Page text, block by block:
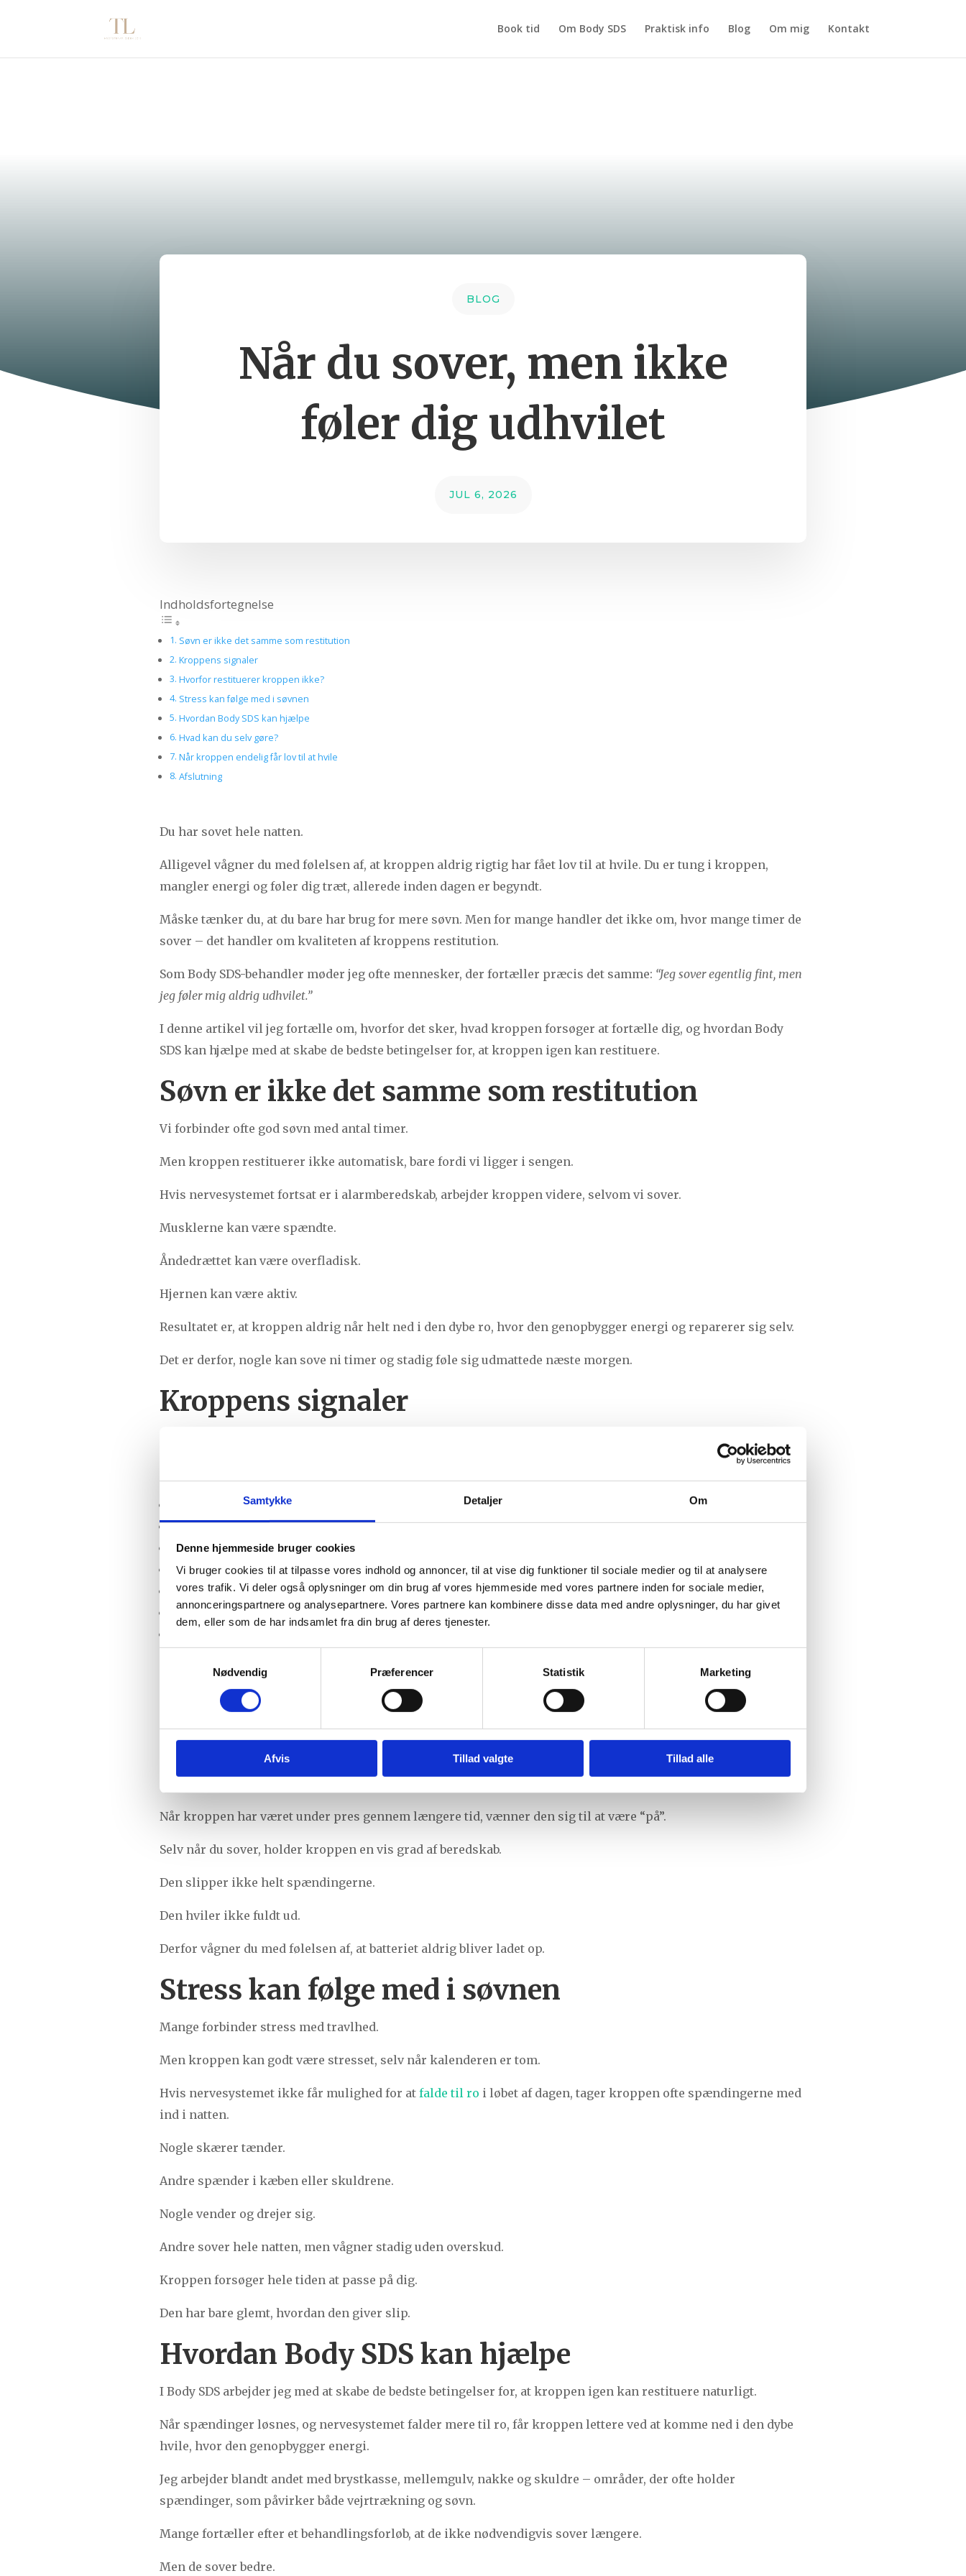
Samtykke Detaljer Om
Denne hjemmeside bruger cookies
Vi bruger cookies til at tilpasse vores indhold og annoncer, til at vise dig funktioner til sociale medier og til at analysere
vores trafik. Vi deler også oplysninger om din brug af vores hjemmeside med vores partnere inden for sociale medier,
annonceringspartnere og analysepartnere. Vores partnere kan kombinere disse data med andre oplysninger, du har givet
dem, eller som de har indsamlet fra din brug af deres tjenester.
Nødvendig
Præferencer Statistik Marketing
Afvis Tillad valgte Tillad alle
Book tid Om Body SDS Praktisk info Blog Om mig Kontakt
BLOG
Når du sover, men ikke
føler dig udhvilet
JUL 6, 2026
Indholdsfortegnelse
Søvn er ikke det samme som restitution
Kroppens signaler
Hvorfor restituerer kroppen ikke?
Stress kan følge med i søvnen
Hvordan Body SDS kan hjælpe
Hvad kan du selv gøre?
Når kroppen endelig får lov til at hvile
Afslutning
Du har sovet hele natten.
Alligevel vågner du med følelsen af, at kroppen aldrig rigtig har fået lov til at hvile. Du er tung i kroppen,
mangler energi og føler dig træt, allerede inden dagen er begyndt.
Måske tænker du, at du bare har brug for mere søvn. Men for mange handler det ikke om, hvor mange timer de
sover – det handler om kvaliteten af kroppens restitution.
Som Body SDS-behandler møder jeg ofte mennesker, der fortæller præcis det samme: “Jeg sover egentlig fint, men
jeg føler mig aldrig udhvilet.”
I denne artikel vil jeg fortælle om, hvorfor det sker, hvad kroppen forsøger at fortælle dig, og hvordan Body
SDS kan hjælpe med at skabe de bedste betingelser for, at kroppen igen kan restituere.
Søvn er ikke det samme som restitution
Vi forbinder ofte god søvn med antal timer.
Men kroppen restituerer ikke automatisk, bare fordi vi ligger i sengen.
Hvis nervesystemet fortsat er i alarmberedskab, arbejder kroppen videre, selvom vi sover.
Musklerne kan være spændte.
Åndedrættet kan være overfladisk.
Hjernen kan være aktiv.
Resultatet er, at kroppen aldrig når helt ned i den dybe ro, hvor den genopbygger energi og reparerer sig selv.
Det er derfor, nogle kan sove ni timer og stadig føle sig udmattede næste morgen.
Kroppens signaler
At vågne træt hver morgen
Manglende energi i løbet af dagen
Spændinger i nakke, skuldre eller kæbe
En følelse af tunghed i kroppen
Tankemylder eller indre uro
Behov for kaffe eller sukker for at komme i gang
Det er let at tro, at kroppen mangler mere søvn.
Men ofte mangler den mere ro.
Hvorfor restituerer kroppen ikke?
Når kroppen har været under pres gennem længere tid, vænner den sig til at være “på”.
Selv når du sover, holder kroppen en vis grad af beredskab.
Den slipper ikke helt spændingerne.
Den hviler ikke fuldt ud.
Derfor vågner du med følelsen af, at batteriet aldrig bliver ladet op.
Stress kan følge med i søvnen
Mange forbinder stress med travlhed.
Men kroppen kan godt være stresset, selv når kalenderen er tom.
Hvis nervesystemet ikke får mulighed for at falde til ro i løbet af dagen, tager kroppen ofte spændingerne med
ind i natten.
Nogle skærer tænder.
Andre spænder i kæben eller skuldrene.
Nogle vender og drejer sig.
Andre sover hele natten, men vågner stadig uden overskud.
Kroppen forsøger hele tiden at passe på dig.
Den har bare glemt, hvordan den giver slip.
Hvordan Body SDS kan hjælpe
I Body SDS arbejder jeg med at skabe de bedste betingelser for, at kroppen igen kan restituere naturligt.
Når spændinger løsnes, og nervesystemet falder mere til ro, får kroppen lettere ved at komme ned i den dybe
hvile, hvor den genopbygger energi.
Jeg arbejder blandt andet med brystkasse, mellemgulv, nakke og skuldre – områder, der ofte holder
spændinger, som påvirker både vejrtrækning og søvn.
Mange fortæller efter et behandlingsforløb, at de ikke nødvendigvis sover længere.
Men de sover bedre.